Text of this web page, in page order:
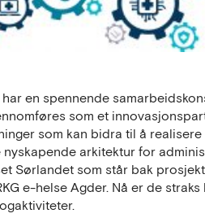
en spennende
som et
som kan bidra til å
nyskapende arkitektur for
Sørlandet som står bak
e-helse Agder. Nå er de